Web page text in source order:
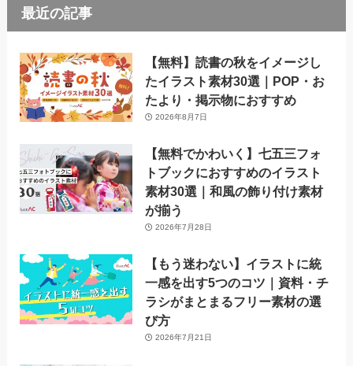
最近の記事
【無料】読書の秋をイメージし
たイラスト素材30選｜POP・お
たより・掲示物におすすめ
2026年8月7日
【無料でかわいく】七五三フォ
トブックにおすすめのイラスト
素材30選｜和風の飾り付け素材
が揃う
2026年7月28日
【もう迷わない】イラストに統
一感を出す5つのコツ｜資料・チ
ラシがまとまるフリー素材の選
び方
2026年7月21日